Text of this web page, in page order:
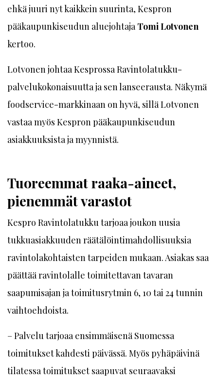
ehkä juuri nyt kaikkein suurinta, Kespron
pääkaupunkiseudun aluejohtajaTomi Lotvonen
kertoo.
Lotvonen johtaa Kesprossa Ravintolatukku-
palvelukokonaisuutta ja sen lanseerausta. Näkymä
foodservice-markkinaan on hyvä, sillä Lotvonen
vastaa myös Kespron pääkaupunkiseudun
asiakkuuksista ja myynnistä.
Tuoreemmat raaka-aineet,
pienemmät varastot
Kespro Ravintolatukku tarjoaa joukon uusia
tukkuasiakkuuden räätälöintimahdollisuuksia
ravintolakohtaisten tarpeiden mukaan. Asiakas saa
päättää ravintolalle toimitettavan tavaran
saapumisajan ja toimitusrytmin 6, 10 tai 24 tunnin
vaihtoehdoista.
– Palvelu tarjoaa ensimmäisenä Suomessa
toimitukset kahdesti päivässä. Myös pyhäpäivinä
tilatessa toimitukset saapuvat seuraavaksi